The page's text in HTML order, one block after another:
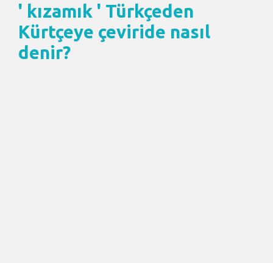
' kızamık ' Türkçeden
Kürtçeye çeviride nasıl
denir?